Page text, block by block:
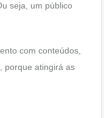
seja, um público
com conteúdos,
porque atingirá as